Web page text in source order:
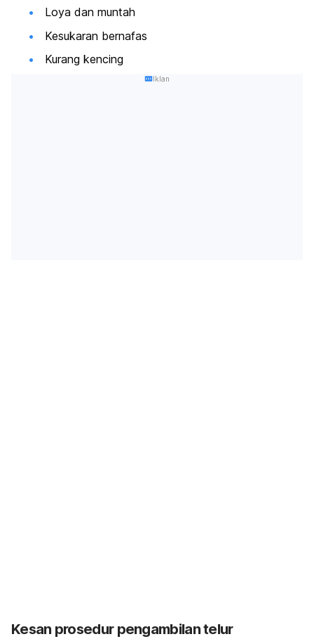
Loya dan muntah
Kesukaran bernafas
Kurang kencing
Iklan
Kesan prosedur pengambilan telur